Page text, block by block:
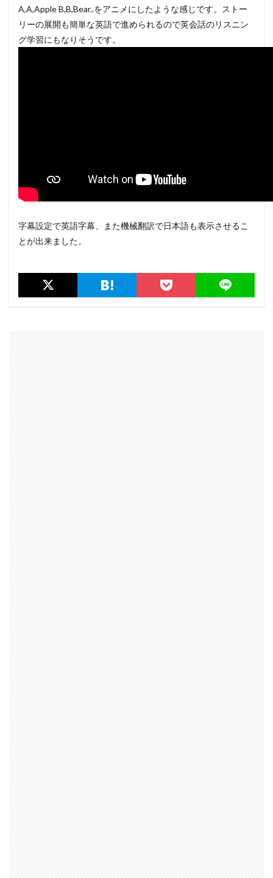
A,A,Apple B,B,Bear..をアニメにしたような感じです。ストー
リーの展開も簡単な英語で進められるので英会話のリスニン
グ学習にもなりそうです。
字幕設定で英語字幕、また機械翻訳で日本語も表示させるこ
とが出来ました。